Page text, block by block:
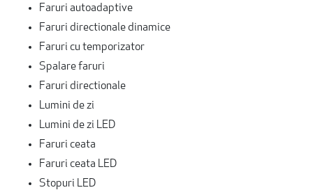
Faruri autoadaptive
Faruri directionale dinamice
Faruri cu temporizator
Spalare faruri
Faruri directionale
Lumini de zi
Lumini de zi LED
Faruri ceata
Faruri ceata LED
Stopuri LED